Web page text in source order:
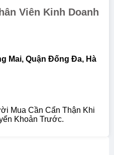
Viên Kinh Doanh
Mai, Quận Đống Đa, Hà
Mua Cần Cẩn Thận Khi
Khoản Trước.